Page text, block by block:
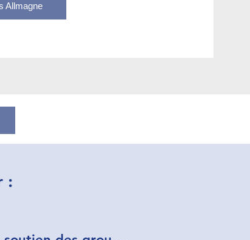
Allmagne
: